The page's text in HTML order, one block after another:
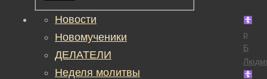
р
Б
Новости
Новомученики
ДЕЛАТЕЛИ
Неделя молитвы